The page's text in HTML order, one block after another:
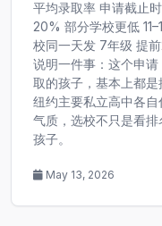
平均录取率 申请截止
20% 部分学校更低
校同一天发 7年级 提
说明一件事：这个申
取的孩子，基本上都是
纽约主要私立高中各
气质，选校不只是看
孩子。
May 13, 2026